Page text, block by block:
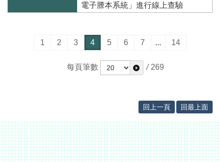
電子謄本系統」進行線上查驗
1 2 3 4 5 6 7 ... 14
每頁筆數 / 269
回上一頁 回最上面